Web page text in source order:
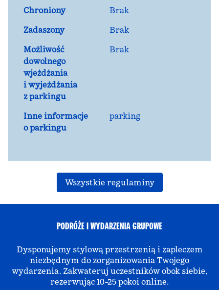
Chroniony
Brak
Zadaszony
Brak
Możliwość
dowolnego
wjeżdżania
i wyjeżdżania
z parkingu
Brak
Inne informacje
o parkingu
parking
Wszystkie regulaminy
PODRÓŻE I WYDARZENIA GRUPOWE
Dysponujemy stylową przestrzenią i zapleczem
niezbędnym do zorganizowania Twojego
wydarzenia. Zakwateruj uczestników obok siebie,
rezerwując 10–25 pokoi online.